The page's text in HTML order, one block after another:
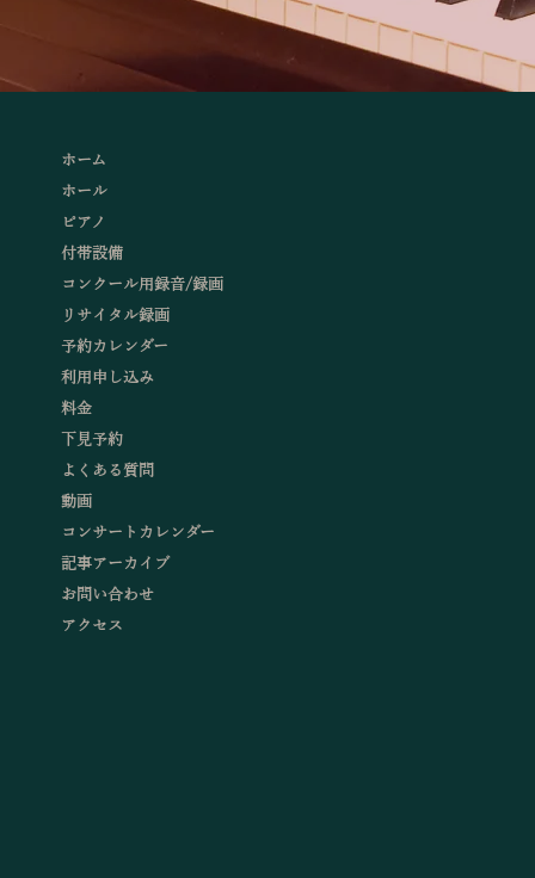
ホーム
ホール
ピアノ
付帯設備
コンクール用録音/録画
リサイタル録画
予約カレンダー
利用申し込み
料金
下見予約
よくある質問
動画
コンサートカレンダー
記事アーカイブ
お問い合わせ
アクセス